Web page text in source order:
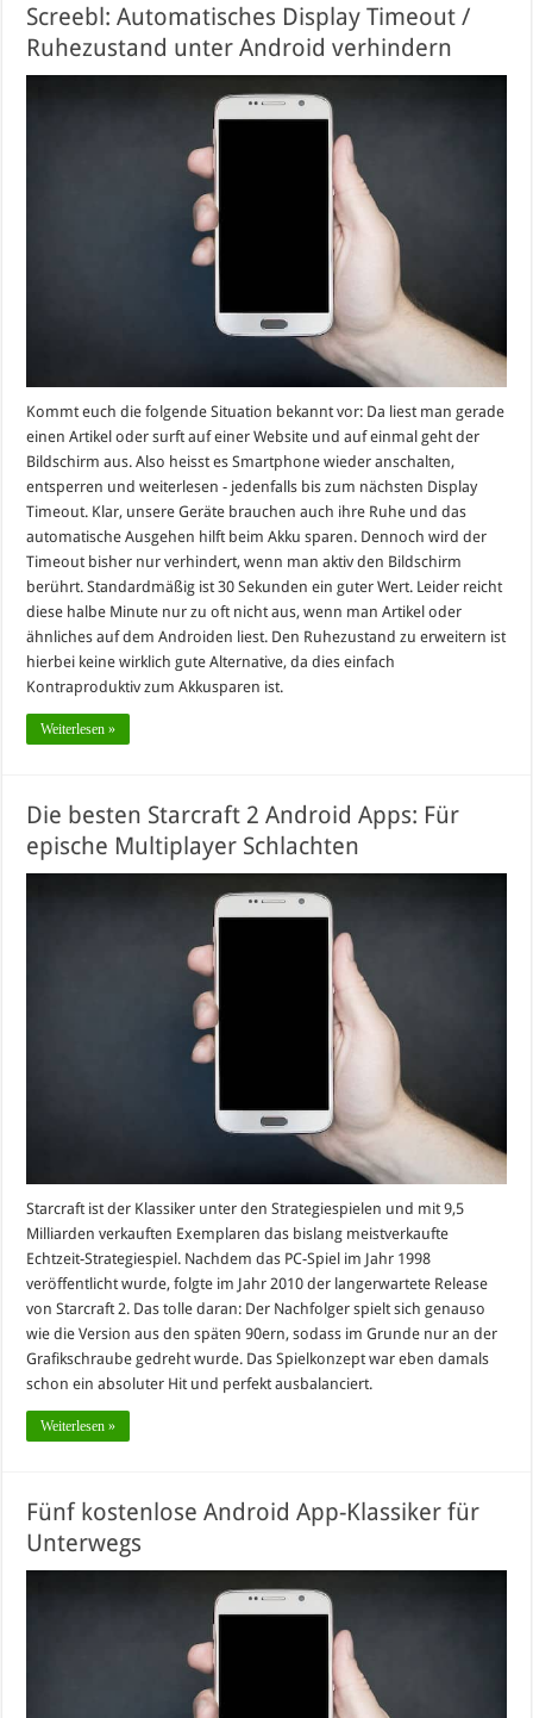
Screebl: Automatisches Display Timeout /
Ruhezustand unter Android verhindern
Kommt euch die folgende Situation bekannt vor: Da liest man gerade
einen Artikel oder surft auf einer Website und auf einmal geht der
Bildschirm aus. Also heisst es Smartphone wieder anschalten,
entsperren und weiterlesen - jedenfalls bis zum nächsten Display
Timeout. Klar, unsere Geräte brauchen auch ihre Ruhe und das
automatische Ausgehen hilft beim Akku sparen. Dennoch wird der
Timeout bisher nur verhindert, wenn man aktiv den Bildschirm
berührt. Standardmäßig ist 30 Sekunden ein guter Wert. Leider reicht
diese halbe Minute nur zu oft nicht aus, wenn man Artikel oder
ähnliches auf dem Androiden liest. Den Ruhezustand zu erweitern ist
hierbei keine wirklich gute Alternative, da dies einfach
Kontraproduktiv zum Akkusparen ist.
Weiterlesen »
Die besten Starcraft 2 Android Apps: Für
epische Multiplayer Schlachten
Starcraft ist der Klassiker unter den Strategiespielen und mit 9,5
Milliarden verkauften Exemplaren das bislang meistverkaufte
Echtzeit-Strategiespiel. Nachdem das PC-Spiel im Jahr 1998
veröffentlicht wurde, folgte im Jahr 2010 der langerwartete Release
von Starcraft 2. Das tolle daran: Der Nachfolger spielt sich genauso
wie die Version aus den späten 90ern, sodass im Grunde nur an der
Grafikschraube gedreht wurde. Das Spielkonzept war eben damals
schon ein absoluter Hit und perfekt ausbalanciert.
Weiterlesen »
Fünf kostenlose Android App-Klassiker für
Unterwegs